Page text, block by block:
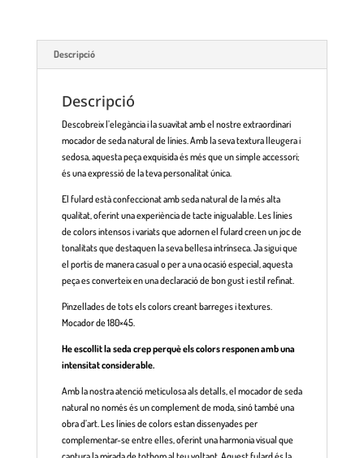
Descripció
Descripció
Descobreix l’elegància i la suavitat amb el nostre extraordinari
mocador de seda natural de línies. Amb la seva textura lleugera i
sedosa, aquesta peça exquisida és més que un simple accessori;
és una expressió de la teva personalitat única.
El fulard està confeccionat amb seda natural de la més alta
qualitat, oferint una experiència de tacte inigualable. Les línies
de colors intensos i variats que adornen el fulard creen un joc de
tonalitats que destaquen la seva bellesa intrínseca. Ja sigui que
el portis de manera casual o per a una ocasió especial, aquesta
peça es converteix en una declaració de bon gust i estil refinat.
Pinzellades de tots els colors creant barreges i textures.
Mocador de 180×45.
He escollit la seda crep perquè els colors responen amb una
intensitat considerable.
Amb la nostra atenció meticulosa als detalls, el mocador de seda
natural no només és un complement de moda, sinó també una
obra d’art. Les línies de colors estan dissenyades per
complementar-se entre elles, oferint una harmonia visual que